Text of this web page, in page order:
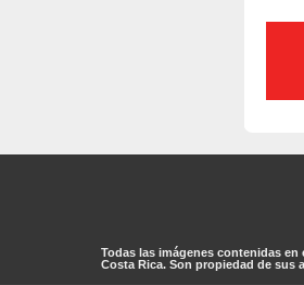
Todas las imágenes contenidas en
Costa Rica. Son propiedad de sus